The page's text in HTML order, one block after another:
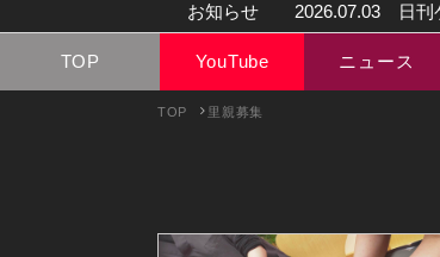
お知らせ 2026.07.03 日刊
TOP YouTube ニュース
TOP 里親募集